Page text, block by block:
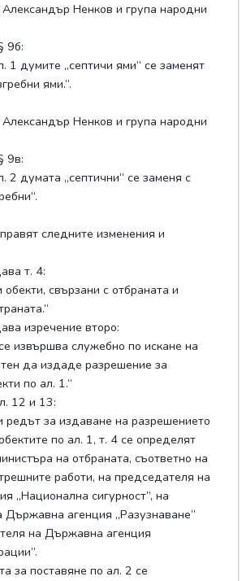
Ненков и група народни
9б:
1 думите „септичи ями“ се заменят
ями.“.
Ненков и група народни
9в:
2 думата „септични“ се заменя с
следните изменения и
т. 4:
обекти, свързани с отбраната и
изречение второ:
извършва служебно по искане на
да издаде разрешение за
по ал. 1.“
12 и 13:
редът за издаване на разрешението
по ал. 1, т. 4 се определят
на отбраната, съответно на
работи, на председателя на
„Национална сигурност”, на
Държавна агенция „Разузнаване”
на Държавна агенция
за поставяне по ал. 2 се